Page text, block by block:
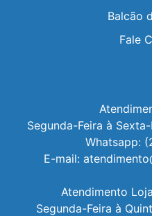
Balcão
Fale
Segunda-Feira à
Whatsapp:
E-mail:
Atendimento
Segunda-Feira à